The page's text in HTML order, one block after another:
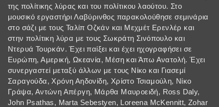
της πολίτικης λύρας και του πολίτικου λαούτου. Στο
μουσικό εργαστήρι Λαβύρινθος παρακολούθησε σεμινάρια
στο σάζι με τους Ταλίπ Οζκάν και Μεχμέτ Ερενλέρ και
στην πολίτικη λύρα με τους Σωκράτη Σινόπουλο και
Ντερυά Τουρκάν. Έχει παίξει και έχει ηχογραφήσει σε
Ευρώπη, Αμερική, Ωκεανία, Μέση και Άπω Ανατολή. Έχει
συνεργαστεί μεταξύ άλλων με τους Νίκο και Γιασεμί
Σαραγούδα, Χρόνη Αηδονίδη, Χρίστο Τσιαμούλη, Νίκο
Γράψα, Αντώνη Απέργη, Μάρθα Μαυροειδή, Ross Daly,
John Psathas, Marta Sebestyen, Loreena McKennitt, Zohar